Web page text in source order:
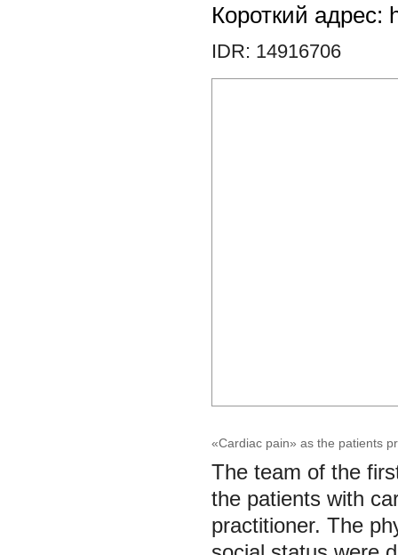
Короткий адрес:
IDR: 14916706
«Cardiac pain» as the patients
The team of the
the patients with
practitioner. The